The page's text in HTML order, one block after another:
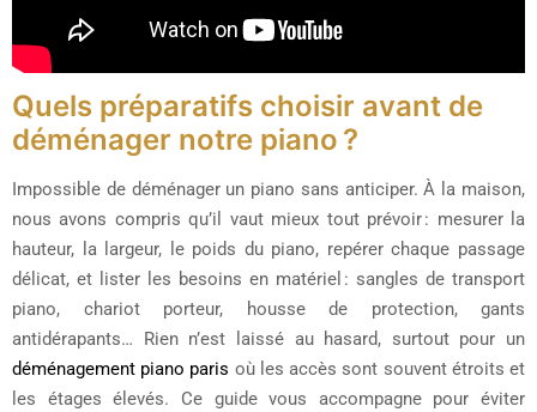
Quels préparatifs choisir avant de
déménager notre piano ?
Impossible de déménager un piano sans anticiper. À la maison,
nous avons compris qu’il vaut mieux tout prévoir : mesurer la
hauteur, la largeur, le poids du piano, repérer chaque passage
délicat, et lister les besoins en matériel : sangles de transport
piano, chariot porteur, housse de protection, gants
antidérapants… Rien n’est laissé au hasard, surtout pour un
déménagement piano paris où les accès sont souvent étroits et
les étages élevés. Ce guide vous accompagne pour éviter